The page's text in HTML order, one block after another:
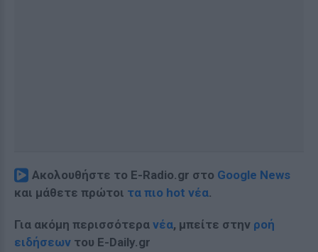
Ακολουθήστε το E-Radio.gr στο Google News
και μάθετε πρώτοι τα πιο hot νέα.
Για ακόμη περισσότερα νέα, μπείτε στην ροή
ειδήσεων του E-Daily.gr